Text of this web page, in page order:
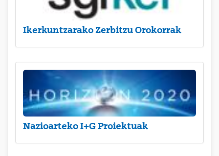
Ikerkuntzarako Zerbitzu Orokorrak
Nazioarteko I+G Proiektuak